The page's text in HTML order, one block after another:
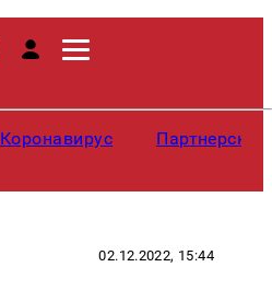
Коронавирус
02.12.2022, 15:44